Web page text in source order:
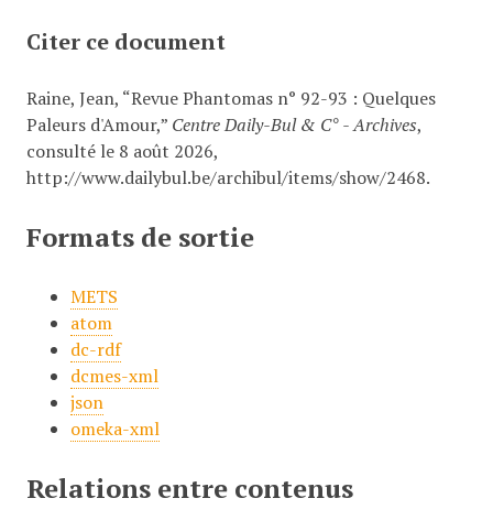
Citer ce document
Raine, Jean, “Revue Phantomas n° 92-93 : Quelques
Paleurs d'Amour,” Centre Daily-Bul & C° - Archives,
consulté le 8 août 2026,
http://www.dailybul.be/archibul/items/show/2468.
Formats de sortie
METS
atom
dc-rdf
dcmes-xml
json
omeka-xml
Relations entre contenus